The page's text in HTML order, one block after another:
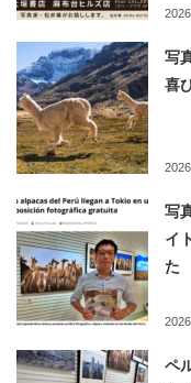
写
喜
写
イ
た
ペ